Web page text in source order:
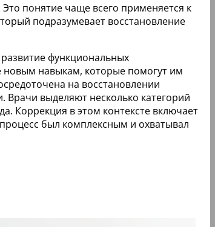
понятие чаще всего применяется к
подразумевает восстановление
функциональных
новым навыкам, которые помогут им
на восстановлении
выделяют несколько категорий
Коррекция в этом контексте включает
был комплексным и охватывал